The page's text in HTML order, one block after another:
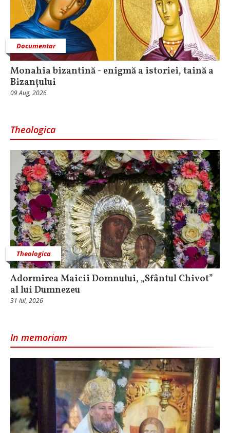
Documentar
Monahia bizantină - enigmă a istoriei, taină a
Bizanțului
09 Aug, 2026
Theologica
Theologica
Adormirea Maicii Domnului, „Sfântul Chivot”
al lui Dumnezeu
31 Iul, 2026
In memoriam